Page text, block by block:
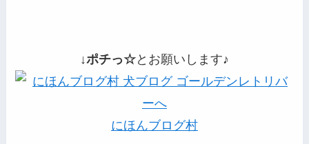
↓ポチっ☆とお願いします♪
にほんブログ村